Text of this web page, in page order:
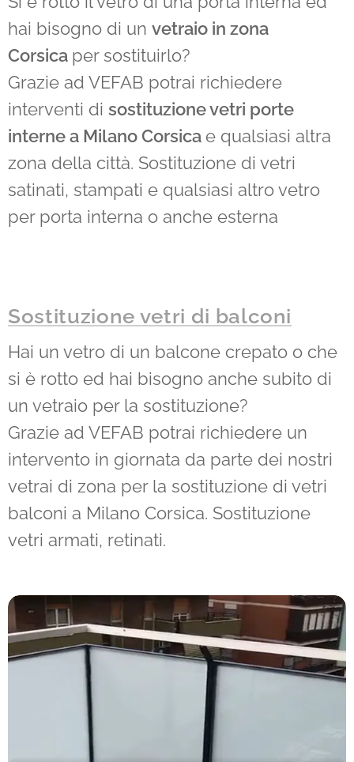
hai bisogno di un vetraio in zona
Corsica per sostituirlo?
Grazie ad VEFAB potrai richiedere
interventi di sostituzione vetri porte
interne a Milano Corsica e qualsiasi altra
zona della città. Sostituzione di vetri
satinati, stampati e qualsiasi altro vetro
per porta interna o anche esterna
Sostituzione vetri di balconi
Hai un vetro di un balcone crepato o che
si è rotto ed hai bisogno anche subito di
un vetraio per la sostituzione?
Grazie ad VEFAB potrai richiedere un
intervento in giornata da parte dei nostri
vetrai di zona per la sostituzione di vetri
balconi a Milano Corsica. Sostituzione
vetri armati, retinati.